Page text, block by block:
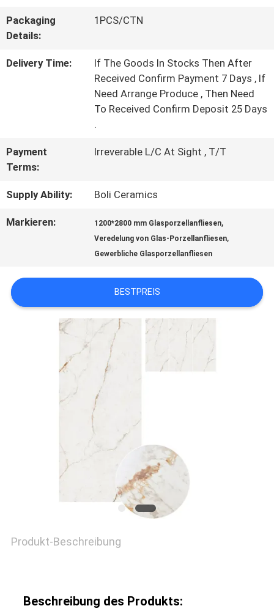
KONTAKT
MIT
UNS
EIN
ANGEBOT
SITEMAP
DATENSCHUTZRICHTLINIE
Packaging
Details:
1PCS/CTN
Delivery Time:
If The Goods In Stocks Then After
Received Confirm Payment 7 Days , If
Need Arrange Produce , Then Need
To Received Confirm Deposit 25 Days
.
Payment
Terms:
Irreverable L/C At Sight , T/T
Supply Ability: Boli Ceramics
Markieren: 1200*2800 mm Glasporzellanfliesen,
Veredelung von Glas-Porzellanfliesen,
Gewerbliche Glasporzellanfliesen
BESTPREIS
Produkt-Beschreibung
Beschreibung des Produkts: